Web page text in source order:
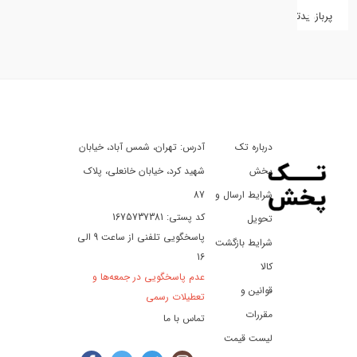
کفش
سفر
تفریح
پربازدیدترین
درباره تک
پخش
شرایط ارسال و
تحویل
شرایط بازگشت
کالا
قوانین و
مقررات
لیست قیمت
آدرس: تهران، شمس آباد، خیابان
شهید کرد، خیابان خانعلی، پلاک
87
کد پستی: 1675737381
پاسخگویی تلفنی از ساعت 9 الی
16
عدم پاسخگویی در جمعه‌ها و
تعطیلات رسمی
تماس با ما